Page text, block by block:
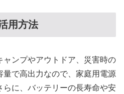
用方法
ャンプやアウトドア、災害時の
で高出力なので、家庭用電源
らに、バッテリーの長寿命や安